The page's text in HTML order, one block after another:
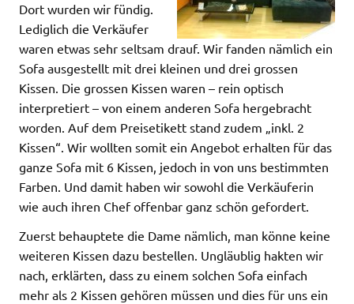
Dort wurden wir fündig.
Lediglich die Verkäufer
waren etwas sehr seltsam drauf. Wir fanden nämlich ein
Sofa ausgestellt mit drei kleinen und drei grossen
Kissen. Die grossen Kissen waren – rein optisch
interpretiert – von einem anderen Sofa hergebracht
worden. Auf dem Preisetikett stand zudem „inkl. 2
Kissen“. Wir wollten somit ein Angebot erhalten für das
ganze Sofa mit 6 Kissen, jedoch in von uns bestimmten
Farben. Und damit haben wir sowohl die Verkäuferin
wie auch ihren Chef offenbar ganz schön gefordert.
Zuerst behauptete die Dame nämlich, man könne keine
weiteren Kissen dazu bestellen. Ungläublig hakten wir
nach, erklärten, dass zu einem solchen Sofa einfach
mehr als 2 Kissen gehören müssen und dies für uns ein